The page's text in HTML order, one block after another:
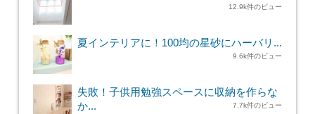
12.9k件のビュー
夏インテリアに！100均の星砂にハーバリ...
9.6k件のビュー
失敗！子供用勉強スペースに収納を作らな
か...
7.7k件のビュー